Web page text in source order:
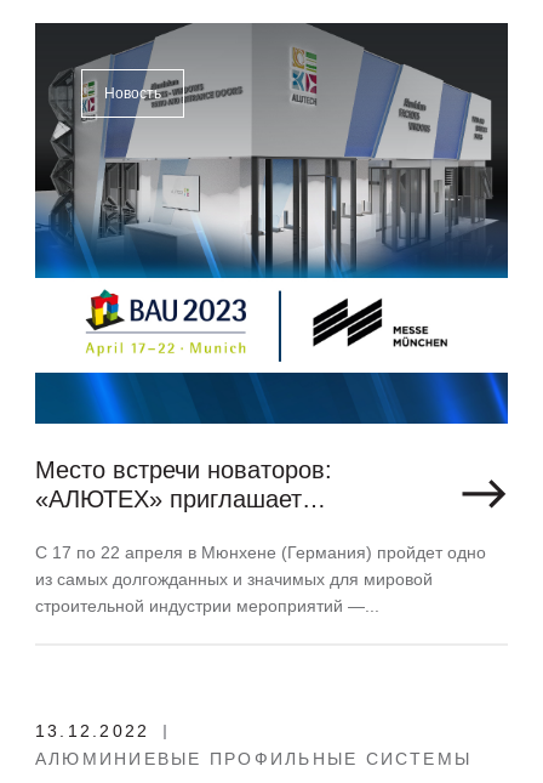
Новость
Место встречи новаторов:
«АЛЮТЕХ» приглашает
С 17 по 22 апреля в Мюнхене (Германия) пройдет одно
из самых долгожданных и значимых для мировой
строительной индустрии мероприятий —...
13.12.2022
АЛЮМИНИЕВЫЕ ПРОФИЛЬНЫЕ СИСТЕМЫ